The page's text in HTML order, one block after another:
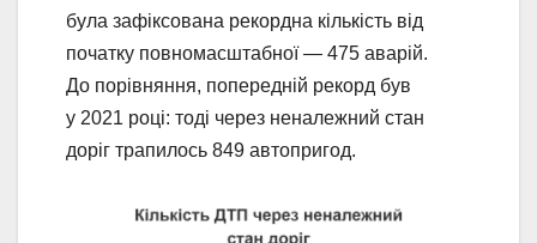
була зафіксована рекордна кількість від
початку повномасштабної — 475 аварій.
До порівняння, попередній рекорд був
у 2021 році: тоді через неналежний стан
доріг трапилось 849 автопригод.